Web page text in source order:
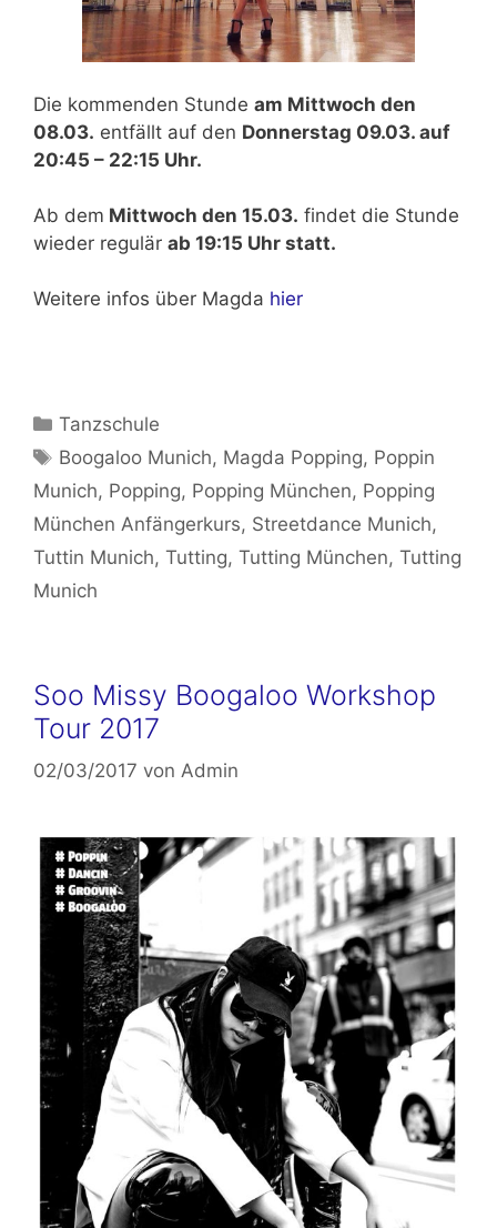
Die kommenden Stunde am Mittwoch den
08.03. entfällt auf den Donnerstag 09.03. auf
20:45 – 22:15 Uhr.
Ab dem Mittwoch den 15.03. findet die Stunde
wieder regulär ab 19:15 Uhr statt.
Weitere infos über Magda hier
Kategorien
Tanzschule
Schlagwörter
Boogaloo Munich, Magda Popping, Poppin
Munich, Popping, Popping München, Popping
München Anfängerkurs, Streetdance Munich,
Tuttin Munich, Tutting, Tutting München, Tutting
Munich
Soo Missy Boogaloo Workshop
Tour 2017
02/03/2017 von Admin